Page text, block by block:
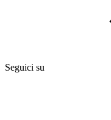
Seguici su